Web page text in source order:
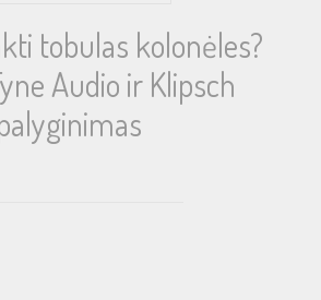
tobulas kolonėles?
Audio ir Klipsch